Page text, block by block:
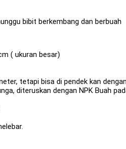
bibit berkembang dan berbuah
( ukuran besar)
tetapi bisa di pendek kan
diteruskan dengan NPK Buah